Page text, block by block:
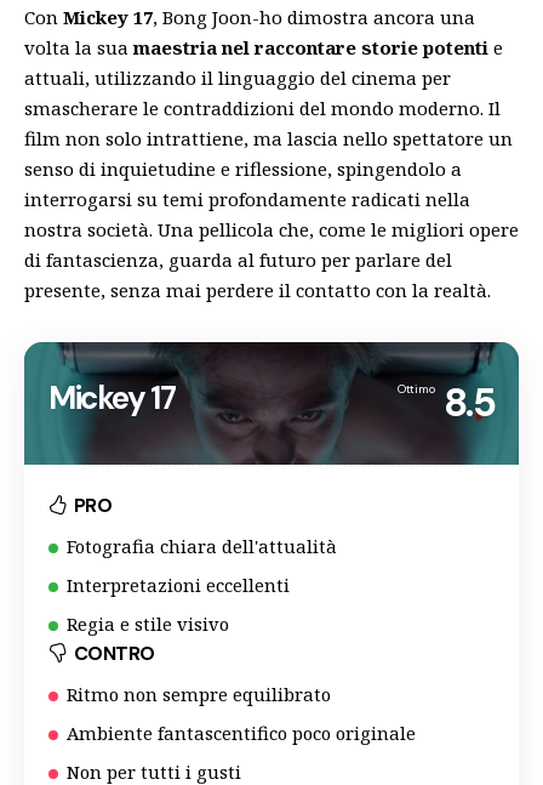
Con Mickey 17, Bong Joon-ho dimostra ancora una
volta la suamaestria nel raccontare storie potenti e
attuali, utilizzando il linguaggio del cinema per
smascherare le contraddizioni del mondo moderno. Il
film non solo intrattiene, ma lascia nello spettatore un
senso di inquietudine e riflessione, spingendolo a
interrogarsi su temi profondamente radicati nella
nostra società. Una pellicola che, come le migliori opere
di fantascienza, guarda al futuro per parlare del
presente, senza mai perdere il contatto con la realtà.
Mickey 17 Ottimo 8.5
PRO
Fotografia chiara dell'attualità
Interpretazioni eccellenti
Regia e stile visivo
CONTRO
Ritmo non sempre equilibrato
Ambiente fantascentifico poco originale
Non per tutti i gusti